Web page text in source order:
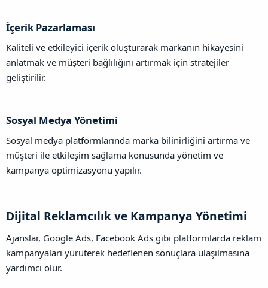
İçerik Pazarlaması​
Kaliteli ve etkileyici içerik oluşturarak markanın hikayesini
anlatmak ve müşteri bağlılığını artırmak için stratejiler
geliştirilir.
Sosyal Medya Yönetimi​
Sosyal medya platformlarında marka bilinirliğini artırma ve
müşteri ile etkileşim sağlama konusunda yönetim ve
kampanya optimizasyonu yapılır.
Dijital Reklamcılık ve Kampanya Yönetimi​
Ajanslar, Google Ads, Facebook Ads gibi platformlarda reklam
kampanyaları yürüterek hedeflenen sonuçlara ulaşılmasına
yardımcı olur.